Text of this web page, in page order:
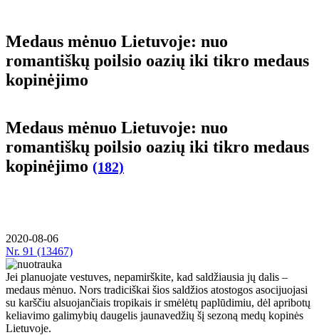
Medaus mėnuo Lietuvoje: nuo
romantiškų poilsio oazių iki tikro medaus
kopinėjimo
Medaus mėnuo Lietuvoje: nuo
romantiškų poilsio oazių iki tikro medaus
kopinėjimo (182)
2020-08-06
Nr. 91 (13467)
Jei planuojate vestuves, nepamirškite, kad saldžiausia jų dalis –
medaus mėnuo. Nors tradiciškai šios saldžios atostogos asocijuojasi
su karščiu alsuojančiais tropikais ir smėlėtų paplūdimiu, dėl apribotų
keliavimo galimybių daugelis jaunavedžių šį sezoną medų kopinės
Lietuvoje.